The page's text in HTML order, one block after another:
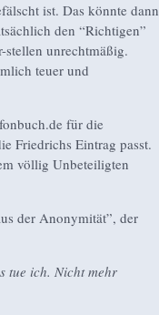
ist. Das könnte dann
den “Richtigen”
stellen unrechtmäßig.
teuer und
für die
Friedrichs Eintrag passt.
völlig Unbeteiligten
der Anonymität”, der
tue ich. Nicht mehr